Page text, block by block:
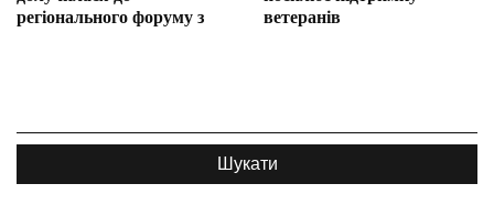
регіонального форуму з
ветеранів